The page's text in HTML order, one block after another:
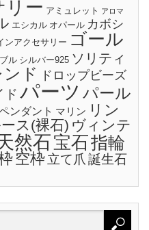
リー アミュレット アロマ
エシカル オパール カボシ
ンアクセサリー ゴール
ル シルバー925 ソリティ
ンド ドロップビーズ
ド パーツ パール
ンダント マリン リン
ス(裸石) ヴィンテ
然石宝石指輪
空枠立て爪 誕生石